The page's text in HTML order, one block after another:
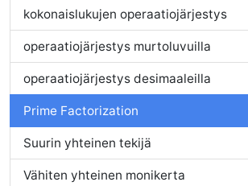
kokonaislukujen operaatiojärjestys
operaatiojärjestys murtoluvuilla
operaatiojärjestys desimaaleilla
Prime Factorization
Suurin yhteinen tekijä
Vähiten yhteinen monikerta